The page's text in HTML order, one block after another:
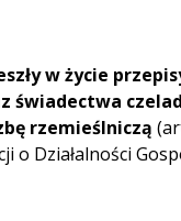
w życie
rzemieślniczą
o Działalności